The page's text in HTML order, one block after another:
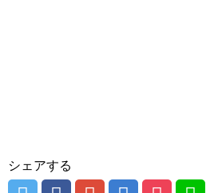
シェアする